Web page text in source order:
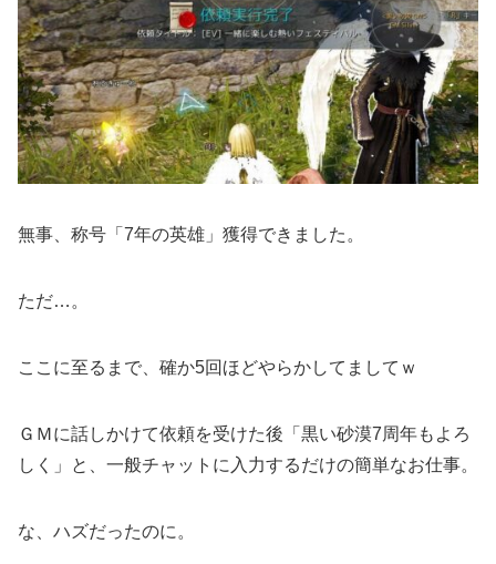
無事、称号「7年の英雄」獲得できました。
ただ…。
ここに至るまで、確か5回ほどやらかしてましてｗ
ＧＭに話しかけて依頼を受けた後「黒い砂漠7周年もよろ
しく」と、一般チャットに入力するだけの簡単なお仕事。
な、ハズだったのに。